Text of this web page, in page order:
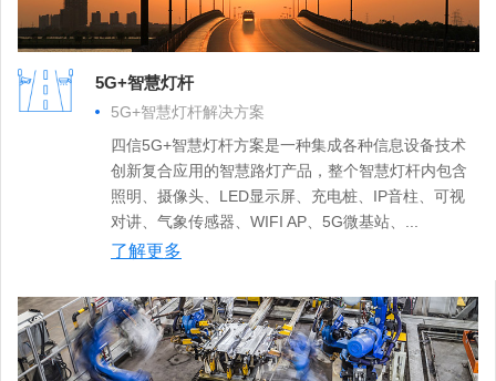
5G+智慧灯杆
5G+智慧灯杆解决方案
四信5G+智慧灯杆方案是一种集成各种信息设备技术
创新复合应用的智慧路灯产品，整个智慧灯杆内包含
照明、摄像头、LED显示屏、充电桩、IP音柱、可视
对讲、气象传感器、WIFI AP、5G微基站、...
了解更多